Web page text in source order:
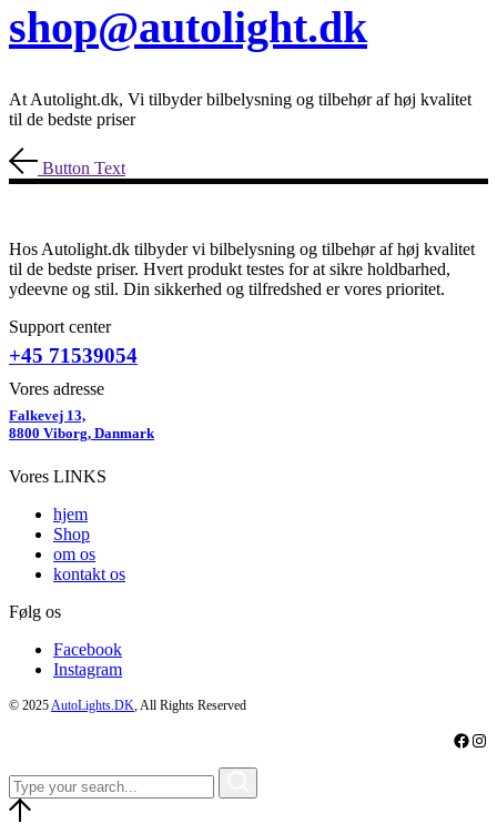
shop@autolight.dk
At Autolight.dk, Vi tilbyder bilbelysning og tilbehør af høj kvalitet
til de bedste priser
Button Text
Hos Autolight.dk tilbyder vi bilbelysning og tilbehør af høj kvalitet
til de bedste priser. Hvert produkt testes for at sikre holdbarhed,
ydeevne og stil. Din sikkerhed og tilfredshed er vores prioritet.
Support center
+45 71539054
Vores adresse
Falkevej 13,
8800 Viborg, Danmark
Vores LINKS
hjem
Shop
om os
kontakt os
Følg os
Facebook
Instagram
© 2025AutoLights.DK, All Rights Reserved